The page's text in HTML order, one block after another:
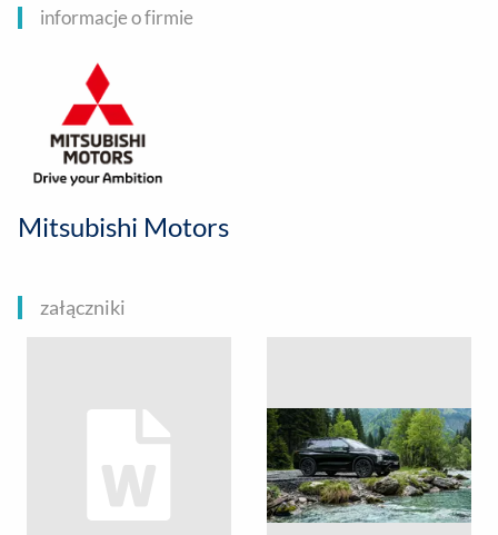
informacje o firmie
Mitsubishi Motors
załączniki